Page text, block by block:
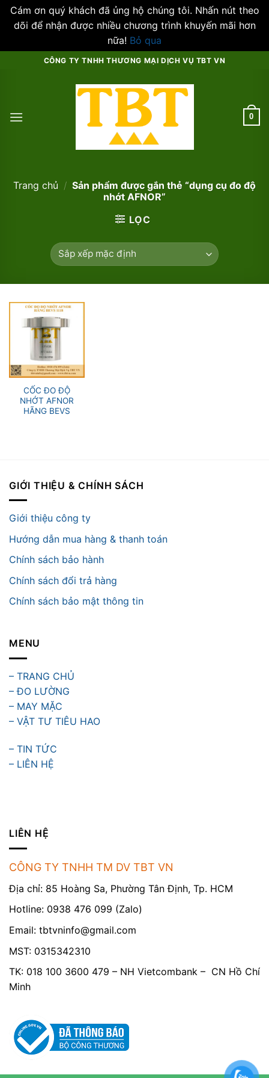
Cám ơn quý khách đã ủng hộ chúng tôi. Nhấn nút theo
dõi để nhận được nhiều chương trình khuyến mãi hơn
nữa! Bỏ qua
CÔNG TY TNHH THƯƠNG MẠI DỊCH VỤ TBT VN
0
Trang chủ / Sản phẩm được gắn thẻ “dụng cụ đo độ
nhớt AFNOR”
LỌC
CỐC ĐO ĐỘ
NHỚT AFNOR
HÃNG BEVS
GIỚI THIỆU & CHÍNH SÁCH
Giới thiệu công ty
Hướng dẫn mua hàng & thanh toán
Chính sách bảo hành
Chính sách đổi trả hàng
Chính sách bảo mật thông tin
MENU
– TRANG CHỦ
– ĐO LƯỜNG
– MAY MẶC
– VẬT TƯ TIÊU HAO
– TIN TỨC
– LIÊN HỆ
LIÊN HỆ
CÔNG TY TNHH TM DV TBT VN
Địa chỉ: 85 Hoàng Sa, Phường Tân Định, Tp. HCM
Hotline: 0938 476 099 (Zalo)
Email: tbtvninfo@gmail.com
MST: 0315342310
TK: 018 100 3600 479 – NH Vietcombank – CN Hồ Chí
Minh